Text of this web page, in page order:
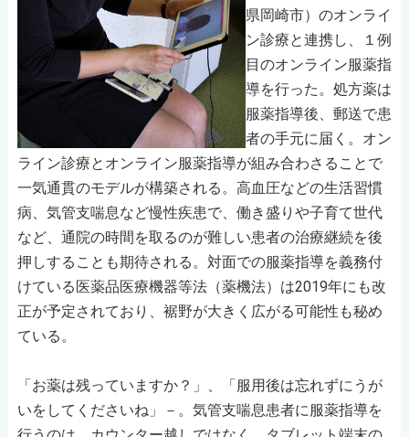
県岡崎市）のオンライ
ン診療と連携し、１例
目のオンライン服薬指
導を行った。処方薬は
服薬指導後、郵送で患
者の手元に届く。オン
ライン診療とオンライン服薬指導が組み合わさることで
一気通貫のモデルが構築される。高血圧などの生活習慣
病、気管支喘息など慢性疾患で、働き盛りや子育て世代
など、通院の時間を取るのが難しい患者の治療継続を後
押しすることも期待される。対面での服薬指導を義務付
けている医薬品医療機器等法（薬機法）は2019年にも改
正が予定されており、裾野が大きく広がる可能性も秘め
ている。
「お薬は残っていますか？」、「服用後は忘れずにうが
いをしてくださいね」－。気管支喘息患者に服薬指導を